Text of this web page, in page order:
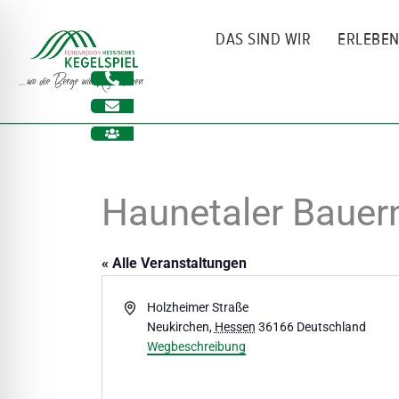
springen
DAS SIND WIR ERLEBEN
Haunetaler
« Alle Veranstaltungen
AdresseHolzheimer Straße
Neukirchen, Hessen 36166 Deutschland
Wegbeschreibung